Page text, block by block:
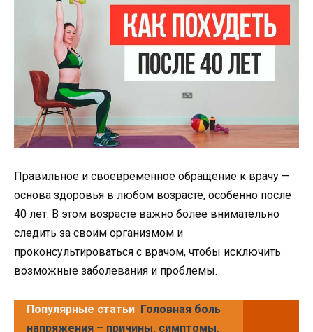
Правильное и своевременное обращение к врачу —
основа здоровья в любом возрасте, особенно после
40 лет. В этом возрасте важно более внимательно
следить за своим организмом и
проконсультироваться с врачом, чтобы исключить
возможные заболевания и проблемы.
Популярные статьи Головная боль
напряжения – причины, симптомы,